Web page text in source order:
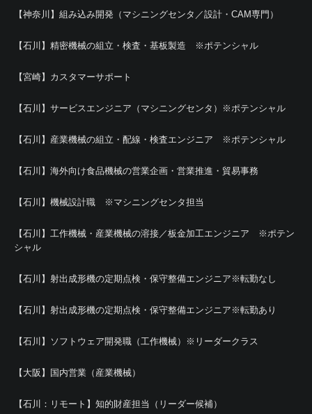
【神奈川】組み込み開発（マシニングセンタ／設計・CAM専門）
【石川】精密機械の組立・検査・基板製造 ※ポテンシャル
【宮崎】カスタマーサポート
【石川】サービスエンジニア（マシニングセンタ）※ポテンシャル
【石川】産業機械の組立・配線・検査エンジニア ※ポテンシャル
【石川】海外向け食品機械の営業企画・営業推進・貿易事務
【石川】機械設計職 ※マシニングセンタ担当
【石川】工作機械・産業機械の溶接／板金加工エンジニア ※ポテン
シャル
【石川】射出成形機の定期点検・保守整備エンジニア※転勤なし
【石川】射出成形機の定期点検・保守整備エンジニア※転勤あり
【石川】ソフトウェア開発職（工作機械）※リーダークラス
【大阪】国内営業（産業機械）
【石川：リモート】知的財産担当（リーダー候補）